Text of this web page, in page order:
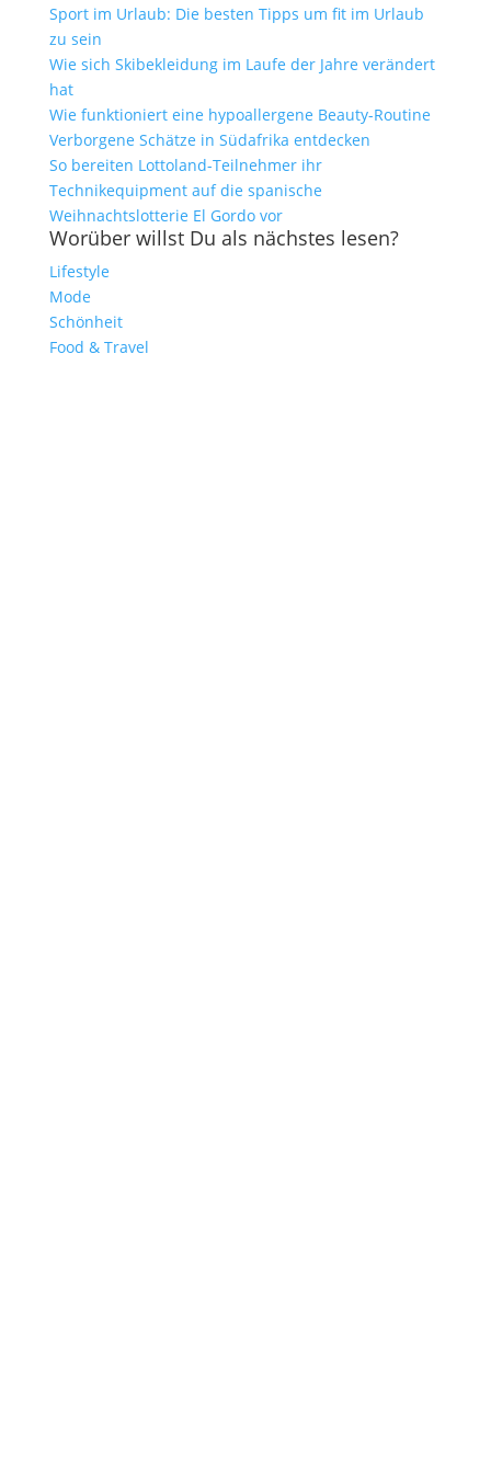
Sport im Urlaub: Die besten Tipps um fit im Urlaub
zu sein
Wie sich Skibekleidung im Laufe der Jahre verändert
hat
Wie funktioniert eine hypoallergene Beauty-Routine
Verborgene Schätze in Südafrika entdecken
So bereiten Lottoland-Teilnehmer ihr
Technikequipment auf die spanische
Weihnachtslotterie El Gordo vor
Worüber willst Du als nächstes lesen?
Lifestyle
Mode
Schönheit
Food & Travel